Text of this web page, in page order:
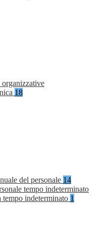
18
del personale 14
tempo indeterminato
tempo indeterminato 1